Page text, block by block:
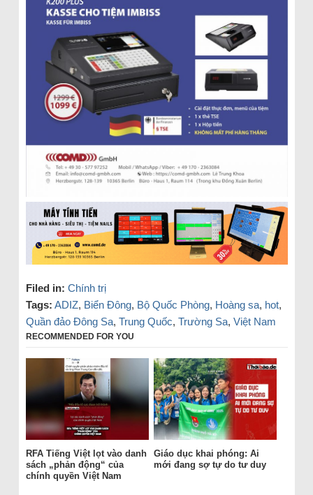
Filed in: Chính trị
Tags: ADIZ, Biển Đông, Bộ Quốc Phòng, Hoàng sa, hot,
Quần đảo Đông Sa, Trung Quốc, Trường Sa, Việt Nam
RECOMMENDED FOR YOU
RFA Tiếng Việt lọt vào danh
sách „phản động“ của
chính quyền Việt Nam
Giáo dục khai phóng: Ai
mới đang sợ tự do tư duy